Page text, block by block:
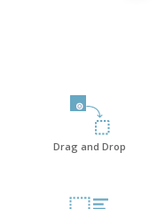
Drag and Drop